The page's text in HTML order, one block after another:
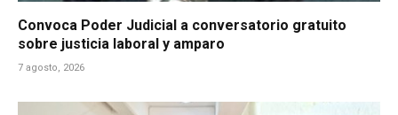
Convoca Poder Judicial a conversatorio gratuito
sobre justicia laboral y amparo
7 agosto, 2026